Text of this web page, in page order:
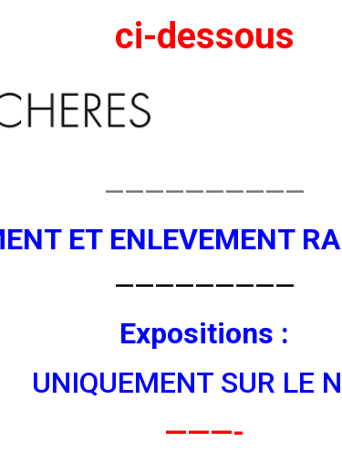
ci-dessous
——————————
ET ENLEVEMENT
—————————
Expositions :
UNIQUEMENT SUR LE
———-